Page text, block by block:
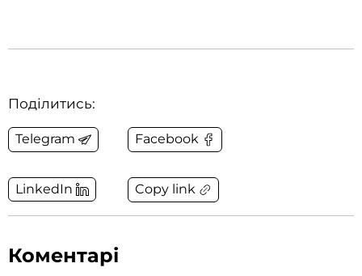
Поділитись:
Telegram Facebook
LinkedIn Copy link
Коментарі